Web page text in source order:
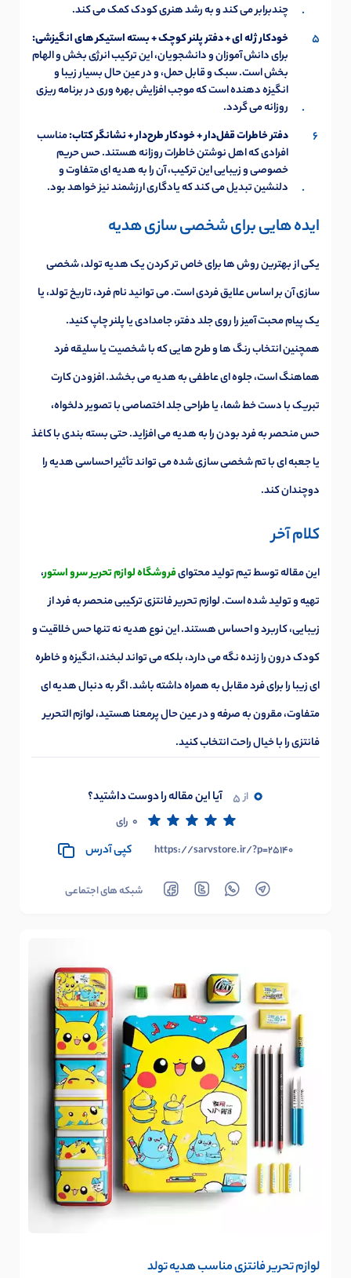
لوازم تحریر فانتزی مناسب هدیه تولد
چندبرابر می کند و به رشد هنری کودک کمک می کند.
خودکار ژله ای + دفتر پلنر کوچک + بسته استیکر های انگیزشی:
برای دانش آموزان و دانشجویان، این ترکیب انرژی بخش و الهام
بخش است. سبک و قابل حمل، و در عین حال بسیار زیبا و
انگیزه دهنده است که موجب افزایش بهره وری در برنامه ریزی
روزانه می گردد.
دفتر خاطرات قفل‌دار + خودکار طرح‌دار + نشانگر کتاب:مناسب
افرادی که اهل نوشتن خاطرات روزانه هستند. حس حریم
خصوصی و زیبایی این ترکیب، آن را به هدیه ای متفاوت و
دلنشین تبدیل می کند که یادگاری ارزشمند نیز خواهد بود.
ایده هایی برای شخصی سازی هدیه
یکی از بهترین روش ها برای خاص تر کردن یک هدیه تولد، شخصی
سازی آن بر اساس علایق فردی است. می توانید نام فرد، تاریخ تولد، یا
یک پیام محبت آمیز را روی جلد دفتر، جامدادی یا پلنر چاپ کنید.
همچنین انتخاب رنگ ها و طرح هایی که با شخصیت یا سلیقه فرد
هماهنگ است، جلوه ای عاطفی به هدیه می بخشد. افزودن کارت
تبریک با دست خط شما، یا طراحی جلد اختصاصی با تصویر دلخواه،
حس منحصر به فرد بودن را به هدیه می افزاید. حتی بسته بندی با کاغذ
یا جعبه ای با تم شخصی سازی شده می تواند تأثیر احساسی هدیه را
دوچندان کند.
کلام آخر
این مقاله توسط تیم تولید محتوایفروشگاه لوازم تحریر سرو استور،
تهیه و تولید شده است. لوازم تحریر فانتزی ترکیبی منحصر به فرد از
زیبایی، کاربرد و احساس هستند. این نوع هدیه نه تنها حس خلاقیت و
کودک درون را زنده نگه می دارد، بلکه می تواند لبخند، انگیزه و خاطره
ای زیبا را برای فرد مقابل به همراه داشته باشد. اگر به دنبال هدیه ای
متفاوت، مقرون به صرفه و در عین حال پرمعنا هستید، لوازم التحریر
فانتزی را با خیال راحت انتخاب کنید.
0 از 5 آیا این مقاله را دوست داشتید؟
0 رای
https://sarvstore.ir/?p=25140
کپی آدرس
شبکه های اجتماعی